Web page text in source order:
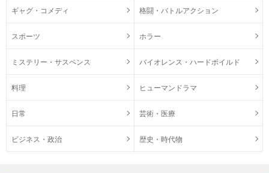
ギャグ・コメディ 格闘・バトルアクション
スポーツ ホラー
ミステリー・サスペンス バイオレンス・ハードボイルド
料理 ヒューマンドラマ
日常 芸術・医療
ビジネス・政治 歴史・時代物